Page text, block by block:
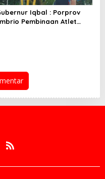
Iqbal : Porprov
Pembinaan Atlet